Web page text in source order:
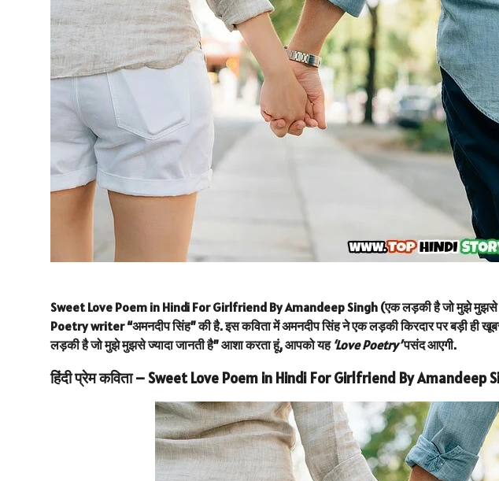
Sweet Love Poem in Hindi For Girlfriend By Amandeep Singh (एक लड़की है जो मुझे मुझसे
Poetry writer “अमनदीप सिंह” की है. इस कविता में अमनदीप सिंह ने एक लड़की किरदार पर बड़ी ही
लड़की है जो मुझे मुझसे ज्यादा जानती है” आशा करता हूं, आपको यह ‘Love Poetry’पसंद आएगी.
हिंदी प्रेम कविता – Sweet Love Poem in Hindi For Girlfriend By Amandeep